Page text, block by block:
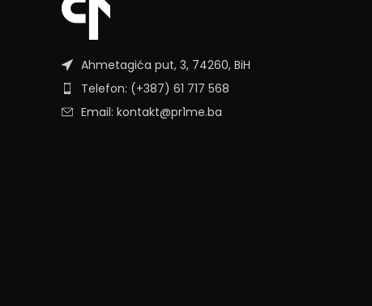
Ahmetagića put, 3, 74260, BiH
Telefon: (+387) 61 717 568
Email: kontakt@pr1me.ba